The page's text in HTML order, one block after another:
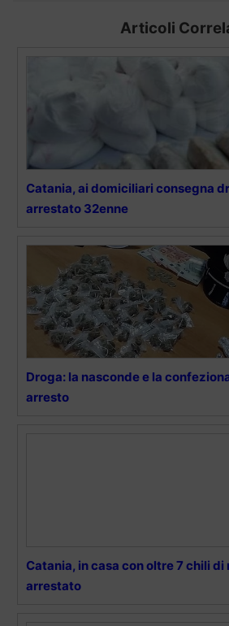
Articoli
Catania, ai domiciliari consegna
arrestato 32enne
Droga: la nasconde e la
arresto
Catania, in casa con oltre 7 chili di
arrestato